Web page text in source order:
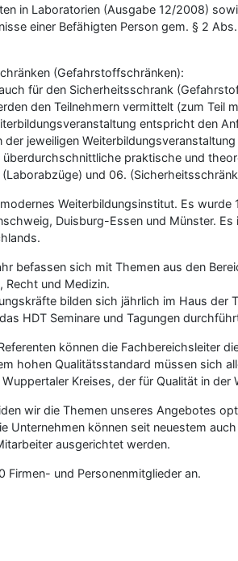
in Laboratorien (Ausgabe 12/2008)
einer Befähigten Person gem. § 2
(Gefahrstoffschränken):
für den Sicherheitsschrank
den Teilnehmern vermittelt (zum
entspricht den
der jeweiligen
überdurchschnittliche praktische und
und 06.
Weiterbildungsinstitut. Es
Duisburg-Essen und Münster.
befassen sich mit Themen aus den
Recht und Medizin.
bilden sich jährlich im Haus der
HDT Seminare und Tagungen
können die Fachbereichsleiter
hohen Qualitätsstandard müssen sich
Kreises, der für Qualität in der
wir die Themen unseres Angebotes
Unternehmen können seit neuestem
ausgerichtet werden.
Firmen- und Personenmitglieder an.